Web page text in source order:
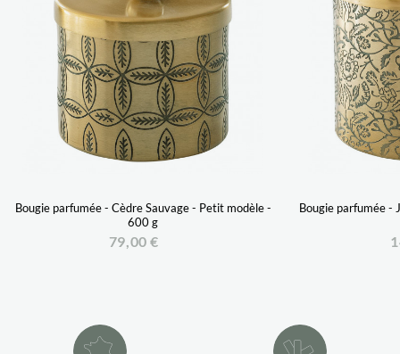
Bougie parfumée - Cèdre Sauvage - Petit modèle -
600 g
79,00 €
Bougie parfumée -